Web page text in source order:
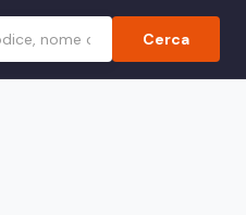
Cerca